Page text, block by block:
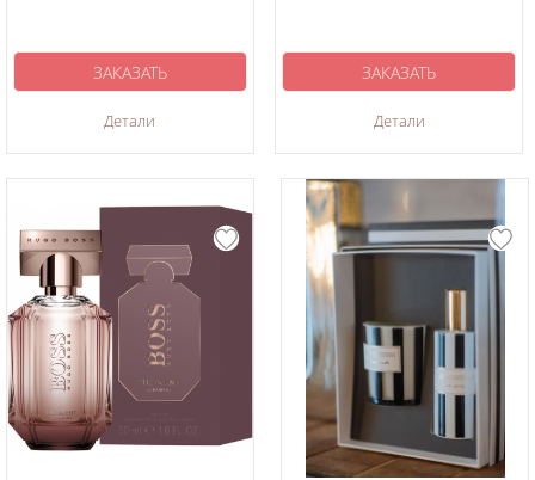
Детали
ЗАКАЗАТЬ
Детали
ЗАКАЗАТЬ